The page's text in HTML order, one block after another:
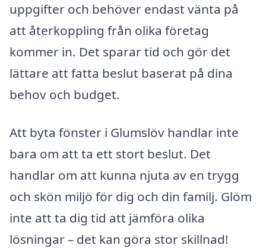
uppgifter och behöver endast vänta på
att återkoppling från olika företag
kommer in. Det sparar tid och gör det
lättare att fatta beslut baserat på dina
behov och budget.
Att byta fönster i Glumslöv handlar inte
bara om att ta ett stort beslut. Det
handlar om att kunna njuta av en trygg
och skön miljö för dig och din familj. Glöm
inte att ta dig tid att jämföra olika
lösningar – det kan göra stor skillnad!